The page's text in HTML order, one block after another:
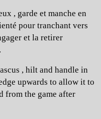
, garde et manche en
pour tranchant vers
et la retirer
, hilt and handle in
upwards to allow it to
from the game after